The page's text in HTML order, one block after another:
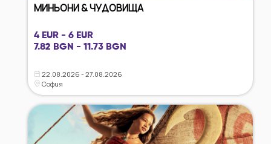
МИНЬОНИ & ЧУДОВИЩА
4 EUR - 6 EUR
7.82 BGN - 11.73 BGN
22.08.2026 - 27.08.2026
София